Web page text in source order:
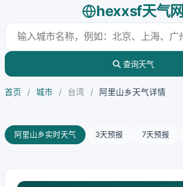
hexxsf天气网
查询天气
首页 / 城市 / 台湾 / 阿里山乡天气详情
阿里山乡实时天气 3天预报 7天预报